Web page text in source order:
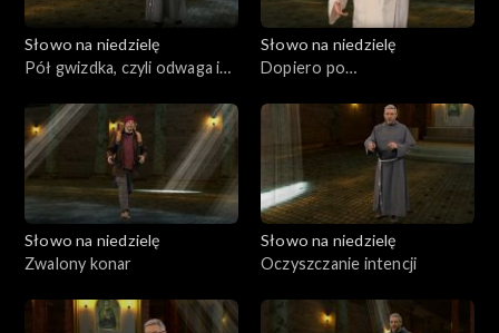
Słowo na niedzielę
Pół gwizdka, czyli odwaga i
Słowo na niedzielę
Dopiero po
Słowo na niedzielę
Zwalony konar
Słowo na niedzielę
Oczyszczanie intencji